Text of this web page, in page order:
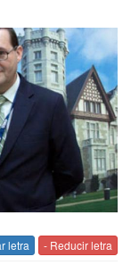
letra - Reducir letra